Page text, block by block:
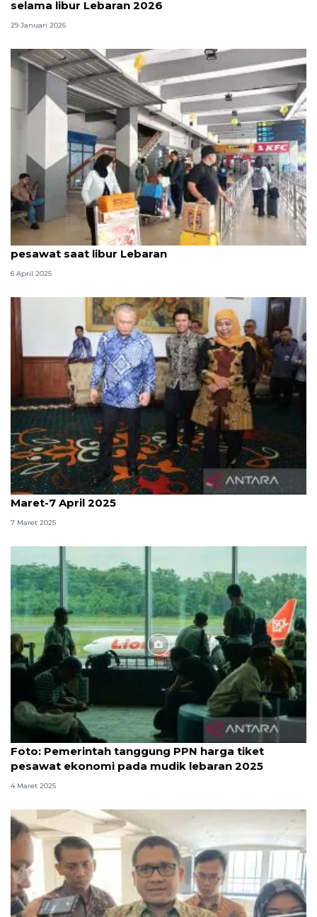
selama libur Lebaran 2026
29 Januari 2026
Pemudik bersyukur bisa dapat diskon tiket
pesawat saat libur Lebaran
6 April 2025
Menhub: Diskon penerbangan berlaku juga 24
Maret-7 April 2025
7 Maret 2025
Foto: Pemerintah tanggung PPN harga tiket
pesawat ekonomi pada mudik lebaran 2025
4 Maret 2025